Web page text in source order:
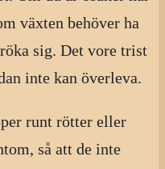
växten behöver ha
sig. Det vore trist
inte kan överleva.
runt rötter eller
så att de inte